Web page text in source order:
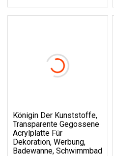
Königin Der Kunststoffe,
Transparente Gegossene
Acrylplatte Für
Dekoration, Werbung,
Badewanne, Schwimmbad